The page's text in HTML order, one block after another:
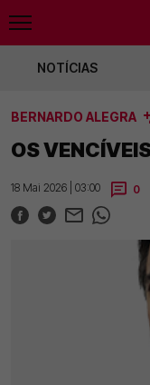
renova com Santiago
NOTÍCIAS
BERNARDO ALEGRA
OS
18 Mai 2026 | 03:00 0